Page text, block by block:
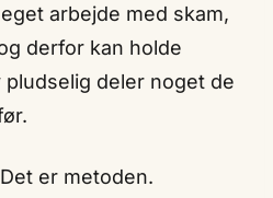
arbejde med skam,
derfor kan holde
deler noget de
er metoden.